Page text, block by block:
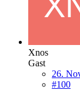
Xnos
Gast
26.
#100